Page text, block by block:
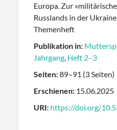
Europa. Zur
Russlands in der
Themenheft
Publikation in:
Jahrgang, Heft 2–3
Seiten:89–91 (3 Seiten)
Erschienen: 15.06.2025
URI: https://doi.org/